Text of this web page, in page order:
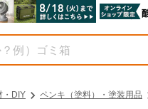
・DIY ペンキ（塗料）・塗装用品